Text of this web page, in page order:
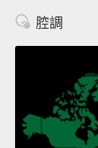
腔調